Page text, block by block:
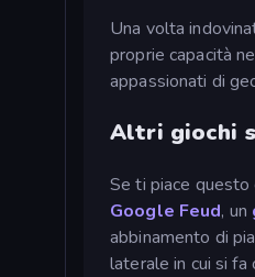
Una volta
proprie capacità
appassionati di
Altri giochi
Se ti piace
Google Feud, un
abbinamento di
laterale in cui si